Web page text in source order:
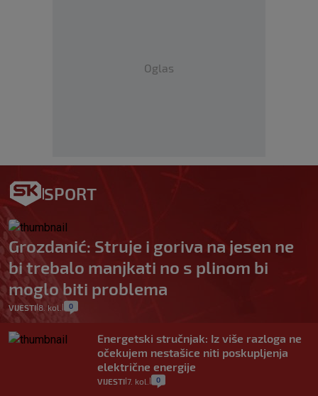
Oglas
SPORT
Grozdanić: Struje i goriva na jesen ne
bi trebalo manjkati no s plinom bi
moglo biti problema
VIJESTI| 8. kol. 0
Energetski stručnjak: Iz više razloga ne
očekujem nestašice niti poskupljenja
električne energije
VIJESTI 7. kol. 0